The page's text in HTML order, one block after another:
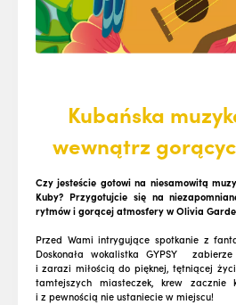
Kubańska
wewnątrz
Czy jesteście gotowi na niesamowitą
Kuby? Przygotujcie się na
rytmów i gorącej atmosfery w Olivia
Przed Wami intrygujące spotkanie z
Doskonała wokalistka GYPSY
i zarazi miłością do pięknej, tętniącej
tamtejszych miasteczek, krew
i z pewnością nie ustaniecie w miejscu!